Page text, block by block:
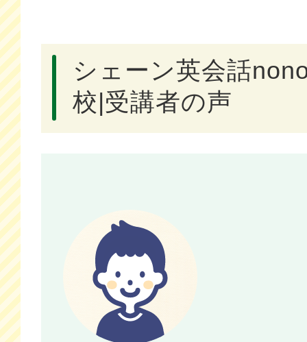
シェーン英会話
校|受講者の声